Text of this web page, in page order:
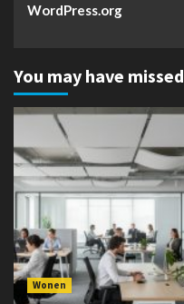
WordPress.org
You may have missed
Wonen